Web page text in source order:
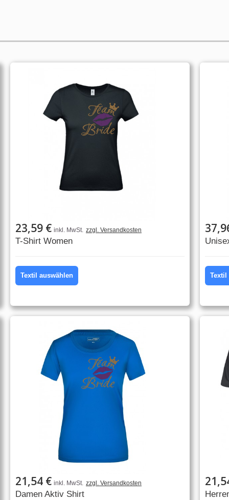
23,59 € inkl. MwSt. zzgl. Versandkosten
T-Shirt Women
Textil auswählen Textil
21,54 € inkl. MwSt. zzgl. Versandkosten
Damen Aktiv Shirt